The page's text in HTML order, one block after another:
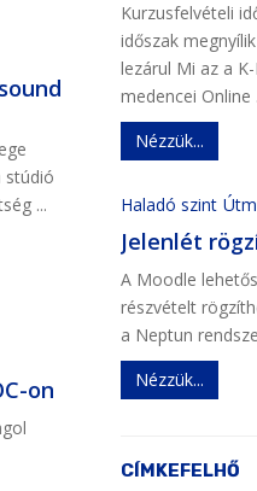
stúdió
...
on
Kurzusfelvételi
időszak
lezárul Mi az a
medencei Online
Nézzük...
Haladó szint
Jelenlét
A Moodle
részvételt
a Neptun
Nézzük...
CÍMKEFELHŐ